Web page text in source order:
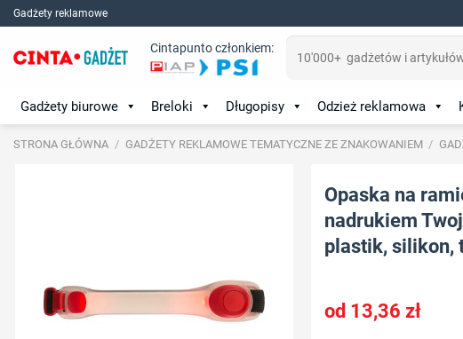
Skip
to
content
Gadżety reklamowe
Cintapunto członkiem:
Gadżety biurowe Breloki Długopisy Odzież reklamowa
STRONA GŁÓWNA / GADŻETY REKLAMOWE TEMATYCZNE ZE ZNAKOWANIEM /
Opaska na
nadrukiem
plastik, silikon,
13,36 zł